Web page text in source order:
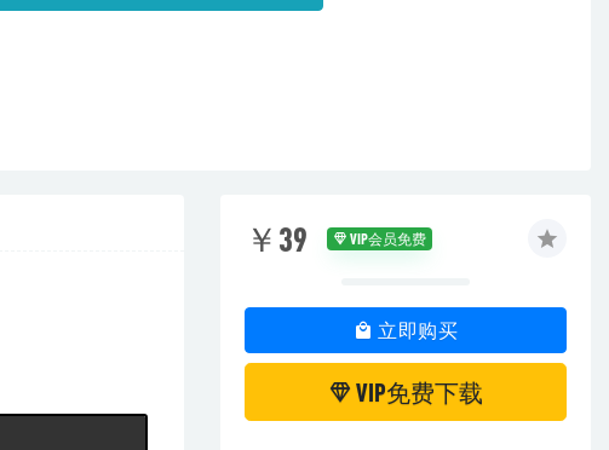
￥39 VIP会员免费
立即购买
VIP免费下载